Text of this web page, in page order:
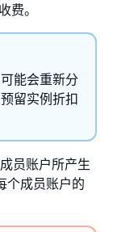
费。
能会重新分
留实例折扣
员账户所产生
个成员账户的